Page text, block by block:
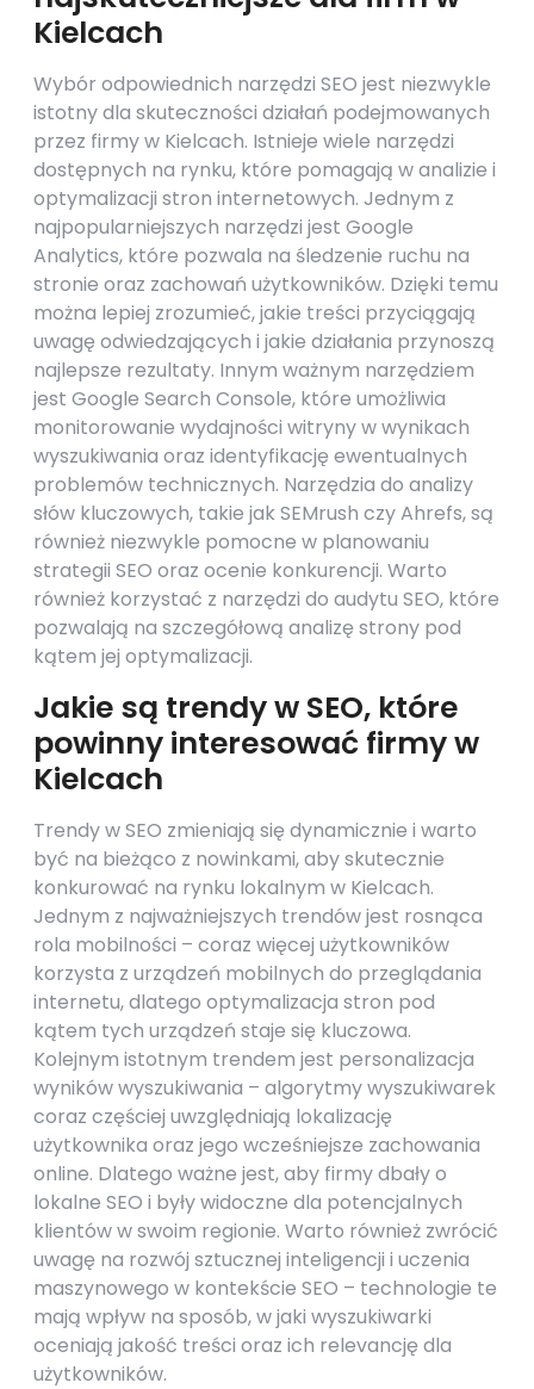
Kielcach
Wybór odpowiednich narzędzi SEO jest niezwykle
istotny dla skuteczności działań podejmowanych
przez firmy w Kielcach. Istnieje wiele narzędzi
dostępnych na rynku, które pomagają w analizie i
optymalizacji stron internetowych. Jednym z
najpopularniejszych narzędzi jest Google
Analytics, które pozwala na śledzenie ruchu na
stronie oraz zachowań użytkowników. Dzięki temu
można lepiej zrozumieć, jakie treści przyciągają
uwagę odwiedzających i jakie działania przynoszą
najlepsze rezultaty. Innym ważnym narzędziem
jest Google Search Console, które umożliwia
monitorowanie wydajności witryny w wynikach
wyszukiwania oraz identyfikację ewentualnych
problemów technicznych. Narzędzia do analizy
słów kluczowych, takie jak SEMrush czy Ahrefs, są
również niezwykle pomocne w planowaniu
strategii SEO oraz ocenie konkurencji. Warto
również korzystać z narzędzi do audytu SEO, które
pozwalają na szczegółową analizę strony pod
kątem jej optymalizacji.
Jakie są trendy w SEO, które
powinny interesować firmy w
Kielcach
Trendy w SEO zmieniają się dynamicznie i warto
być na bieżąco z nowinkami, aby skutecznie
konkurować na rynku lokalnym w Kielcach.
Jednym z najważniejszych trendów jest rosnąca
rola mobilności – coraz więcej użytkowników
korzysta z urządzeń mobilnych do przeglądania
internetu, dlatego optymalizacja stron pod
kątem tych urządzeń staje się kluczowa.
Kolejnym istotnym trendem jest personalizacja
wyników wyszukiwania – algorytmy wyszukiwarek
coraz częściej uwzględniają lokalizację
użytkownika oraz jego wcześniejsze zachowania
online. Dlatego ważne jest, aby firmy dbały o
lokalne SEO i były widoczne dla potencjalnych
klientów w swoim regionie. Warto również zwrócić
uwagę na rozwój sztucznej inteligencji i uczenia
maszynowego w kontekście SEO – technologie te
mają wpływ na sposób, w jaki wyszukiwarki
oceniają jakość treści oraz ich relevancję dla
użytkowników.